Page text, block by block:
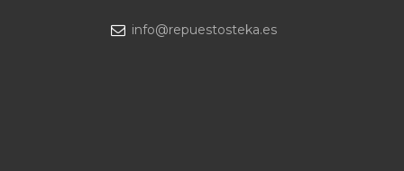
info@repuestosteka.es